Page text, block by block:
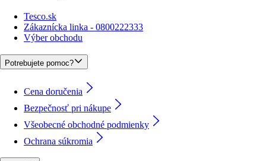
Tesco.sk
Zákaznícka linka - 0800222333
Výber obchodu
Potrebujete pomoc?
Cena doručenia
Bezpečnosť pri nákupe
Všeobecné obchodné podmienky
Ochrana súkromia